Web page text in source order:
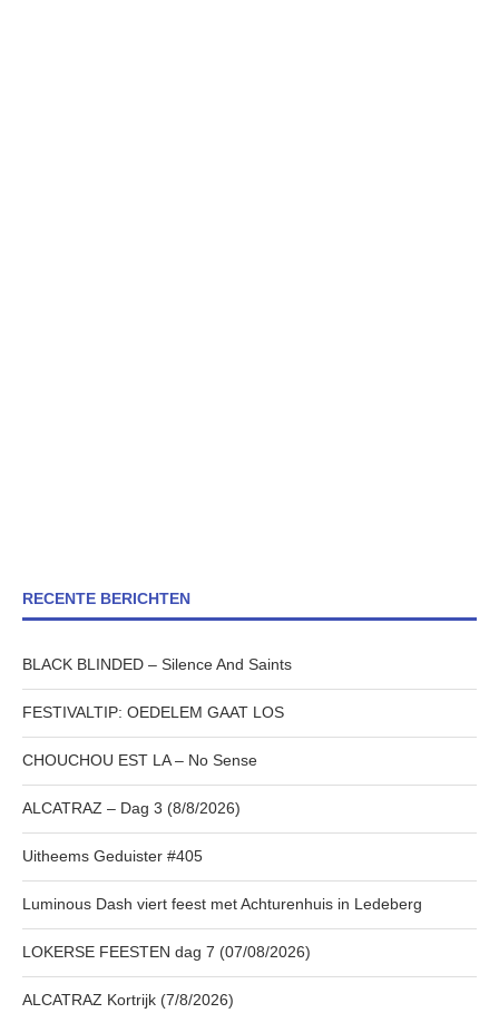
RECENTE BERICHTEN
BLACK BLINDED – Silence And Saints
FESTIVALTIP: OEDELEM GAAT LOS
CHOUCHOU EST LA – No Sense
ALCATRAZ – Dag 3 (8/8/2026)
Uitheems Geduister #405
Luminous Dash viert feest met Achturenhuis in Ledeberg
LOKERSE FEESTEN dag 7 (07/08/2026)
ALCATRAZ Kortrijk (7/8/2026)